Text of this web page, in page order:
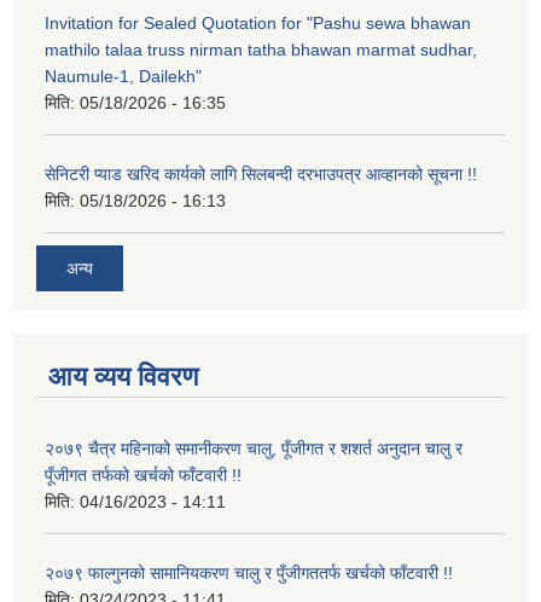
Invitation for Sealed Quotation for "Pashu sewa bhawan
mathilo talaa truss nirman tatha bhawan marmat sudhar,
Naumule-1, Dailekh"
मिति: 05/18/2026 - 16:35
सेनिटरी प्याड खरिद कार्यको लागि सिलबन्दी दरभाउपत्र आव्हानको सूचना !!
मिति: 05/18/2026 - 16:13
अन्य
आय व्यय विवरण
२०७९ चैत्र महिनाको समानीकरण चालु, पूँजीगत र शशर्त अनुदान चालु र
पूँजीगत तर्फको खर्चको फाँटवारी !!
मिति: 04/16/2023 - 14:11
२०७९ फाल्गुनको सामानियकरण चालु र पुँजीगततर्फ खर्चको फाँटवारी !!